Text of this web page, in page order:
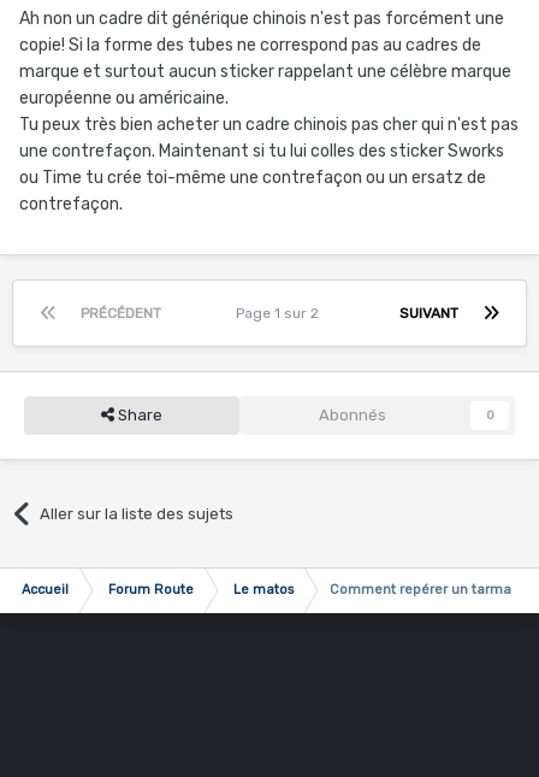
Ah non un cadre dit générique chinois n'est pas forcément une
copie! Si la forme des tubes ne correspond pas au cadres de
marque et surtout aucun sticker rappelant une célèbre marque
européenne ou américaine.
Tu peux très bien acheter un cadre chinois pas cher qui n'est pas
une contrefaçon. Maintenant si tu lui colles des sticker Sworks
ou Time tu crée toi-même une contrefaçon ou un ersatz de
contrefaçon.
PRÉCÉDENT SUIVANT
Page 1 sur 2
Share Abonnés 0
Aller sur la liste des sujets
Accueil Forum Route Le matos Comment repérer un tarmac